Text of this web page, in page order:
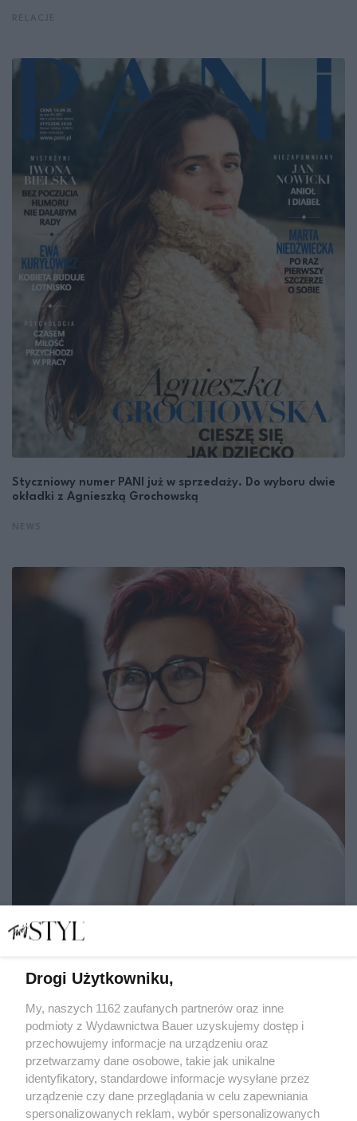
Styczniowy numer PANI już w sprzedaży. Do wyboru dwie
okładki z Agnieszką Grochowską
Jej fundacja ponownie wspiera seniorów
AGNIESZKA NIERADZKA-PROKOPOWICZ
NEWS
Drogi Użytkowniku,
My, naszych 1162 zaufanych partnerów oraz inne
podmioty z Wydawnictwa Bauer uzyskujemy dostęp i
przechowujemy informacje na urządzeniu oraz
przetwarzamy dane osobowe, takie jak unikalne
identyfikatory, standardowe informacje wysyłane przez
urządzenie czy dane przeglądania w celu zapewniania
spersonalizowanych reklam, wybór spersonalizowanych